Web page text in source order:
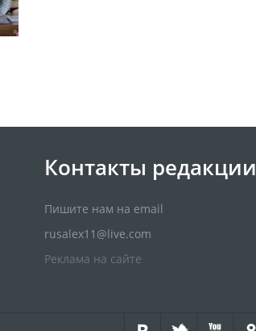
Контакты редакции
Пишите нам на email
rusalex11@live.com
Реклама на сайте